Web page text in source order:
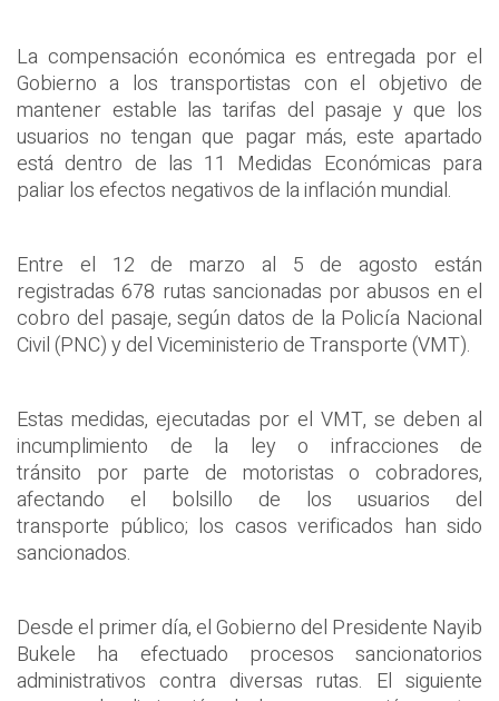
La compensación económica es entregada por el
Gobierno a los transportistas con el objetivo de
mantener estable las tarifas del pasaje y que los
usuarios no tengan que pagar más, este apartado
está dentro de las 11 Medidas Económicas para
paliar los efectos negativos de la inflación mundial.
Entre el 12 de marzo al 5 de agosto están
registradas 678 rutas sancionadas por abusos en el
cobro del pasaje, según datos de la Policía Nacional
Civil (PNC) y del Viceministerio de Transporte (VMT).
Estas medidas, ejecutadas por el VMT, se deben al
incumplimiento de la ley o infracciones de
tránsito por parte de motoristas o cobradores,
afectando el bolsillo de los usuarios del
transporte público; los casos verificados han sido
sancionados.
Desde el primer día, el Gobierno del Presidente Nayib
Bukele ha efectuado procesos sancionatorios
administrativos contra diversas rutas. El siguiente